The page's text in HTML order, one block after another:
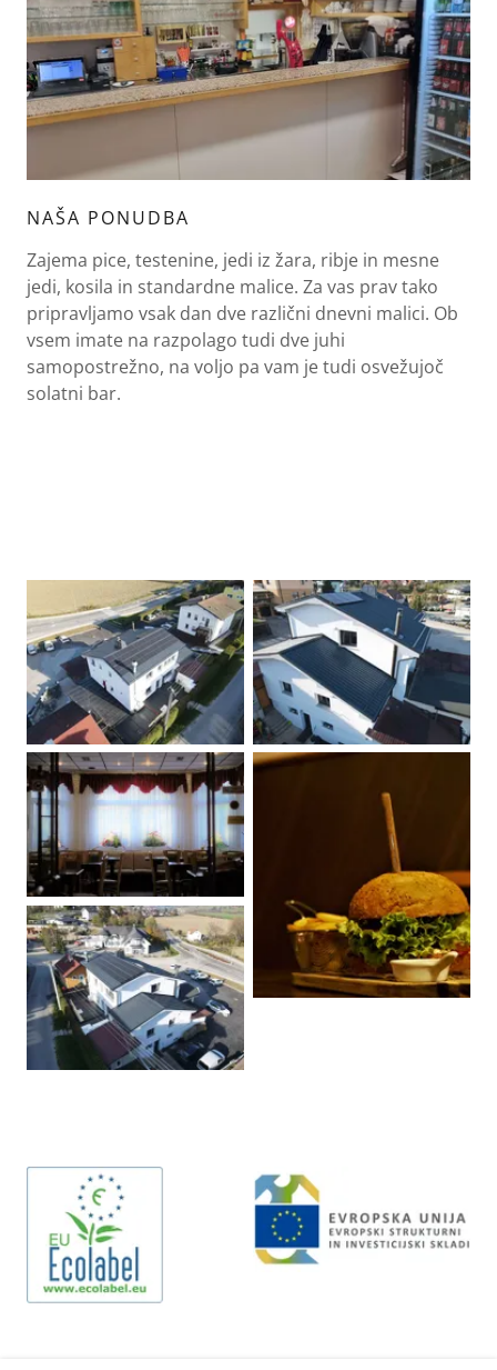
NAŠA PONUDBA
Zajema pice, testenine, jedi iz žara, ribje in mesne
jedi, kosila in standardne malice. Za vas prav tako
pripravljamo vsak dan dve različni dnevni malici. Ob
vsem imate na razpolago tudi dve juhi
samopostrežno, na voljo pa vam je tudi osvežujoč
solatni bar.